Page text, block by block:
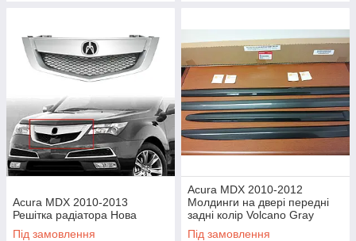
Acura MDX 2010-2013
Решітка радіатора Нова
Під замовлення
Acura MDX 2010-2012
Молдинги на двері передні
задні колір Volcano Gray
Metallic Нові Оригінал
Під замовлення